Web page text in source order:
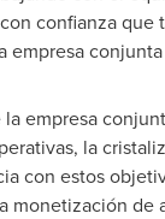
confianza
empresa
empresa
la
con estos
monetización